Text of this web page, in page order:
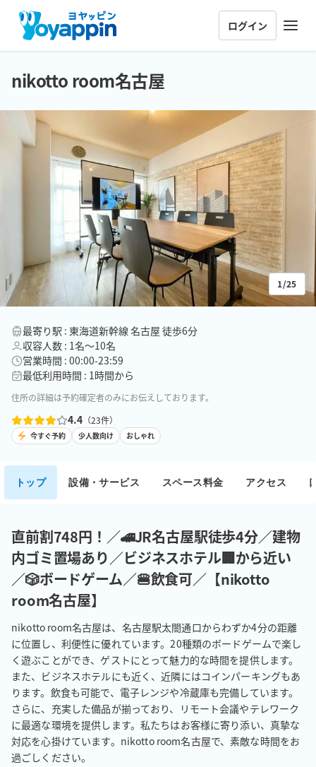
ログイン
1/25
最寄り駅 : 東海道新幹線 名古屋 徒歩6分
収容人数 : 1名〜10名
営業時間 : 00:00-23:59
最低利用時間 : 1時間から
住所の詳細は予約確定者のみにお伝えしております。
4.4 （23件）
今すぐ予約 少人数向け おしゃれ
nikotto room名古屋
トップ 設備・サービス スペース料金 アクセス
直前割748円！／🚄JR名古屋駅徒歩4分／建物
内ゴミ置場あり／ビジネスホテル🏢から近い
／🎲ボードゲーム／🍔飲食可／【nikotto
room名古屋】
nikotto room名古屋は、名古屋駅太閤通口からわずか4分の距離
に位置し、利便性に優れています。20種類のボードゲームで楽し
く遊ぶことができ、ゲストにとって魅力的な時間を提供します。
また、ビジネスホテルにも近く、近隣にはコインパーキングもあ
ります。飲食も可能で、電子レンジや冷蔵庫も完備しています。
さらに、充実した備品が揃っており、リモート会議やテレワーク
に最適な環境を提供します。私たちはお客様に寄り添い、真摯な
対応を心掛けています。nikotto room名古屋で、素敵な時間をお
過ごしください。